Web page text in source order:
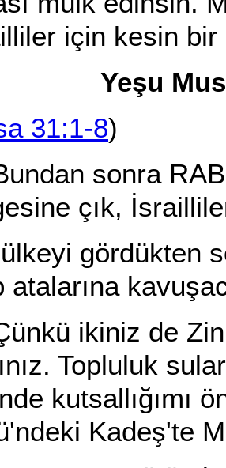
için kesin bir
Yeşu
31:1-8)
sonra
çık,
gördükten
atalarına
ikiniz de
Topluluk
kutsallığımı
Kadeş'te